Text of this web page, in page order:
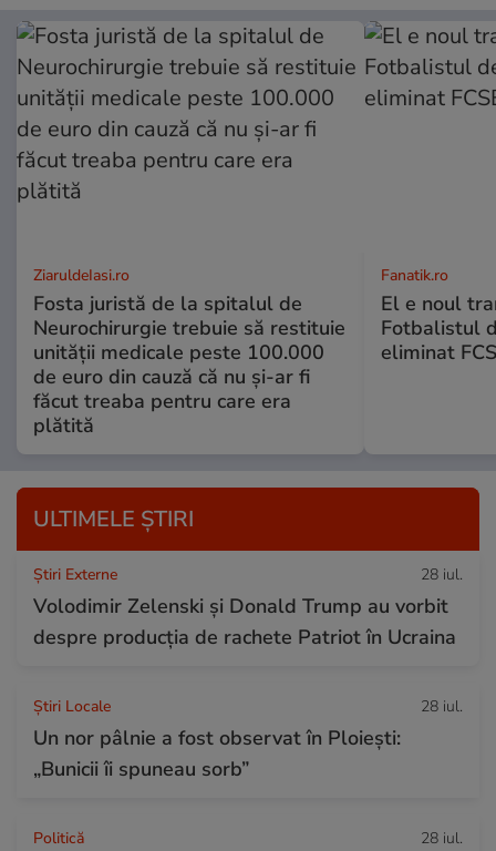
ZiaruldeIasi.ro
Fosta juristă de la spitalul de
Neurochirurgie trebuie să restituie
unității medicale peste 100.000
de euro din cauză că nu și-ar fi
făcut treaba pentru care era
plătită
Fanatik.ro
El e noul
Fotbalistul
eliminat
ULTIMELE ȘTIRI
Știri Externe 28 iul.
Volodimir Zelenski și Donald Trump au vorbit
despre producția de rachete Patriot în Ucraina
Știri Locale 28 iul.
Un nor pâlnie a fost observat în Ploiești:
„Bunicii îi spuneau sorb”
Politică 28 iul.